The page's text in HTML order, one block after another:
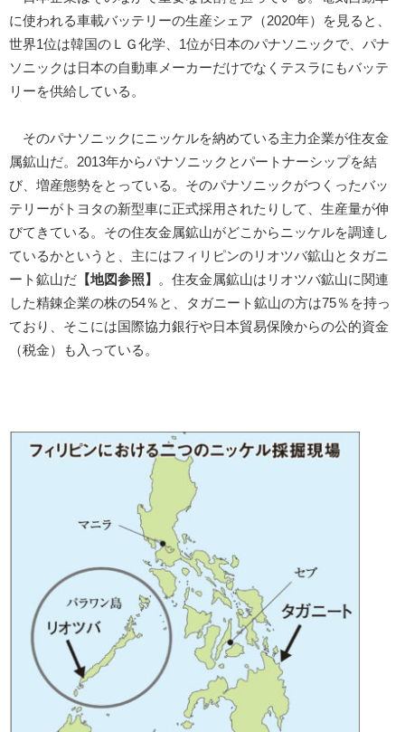
に使われる車載バッテリーの生産シェア（2020年）を見ると、
世界1位は韓国のＬＧ化学、1位が日本のパナソニックで、パナ
ソニックは日本の自動車メーカーだけでなくテスラにもバッテ
リーを供給している。
そのパナソニックにニッケルを納めている主力企業が住友金
属鉱山だ。2013年からパナソニックとパートナーシップを結
び、増産態勢をとっている。そのパナソニックがつくったバッ
テリーがトヨタの新型車に正式採用されたりして、生産量が伸
びてきている。その住友金属鉱山がどこからニッケルを調達し
ているかというと、主にはフィリピンのリオツバ鉱山とタガニ
ート鉱山だ 【地図参照】
。住友金属鉱山はリオツバ鉱山に関連
した精錬企業の株の54％と、タガニート鉱山の方は75％を持っ
ており、そこには国際協力銀行や日本貿易保険からの公的資金
（税金）も入っている。